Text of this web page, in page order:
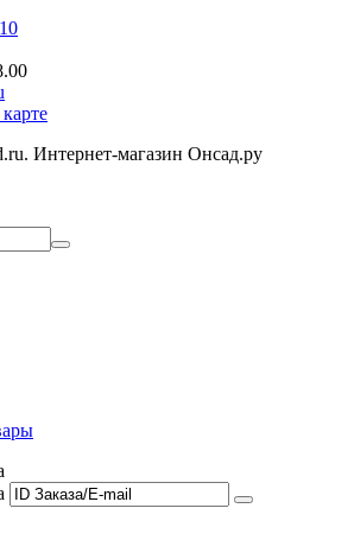
Интернет-магазин Онсад.ру